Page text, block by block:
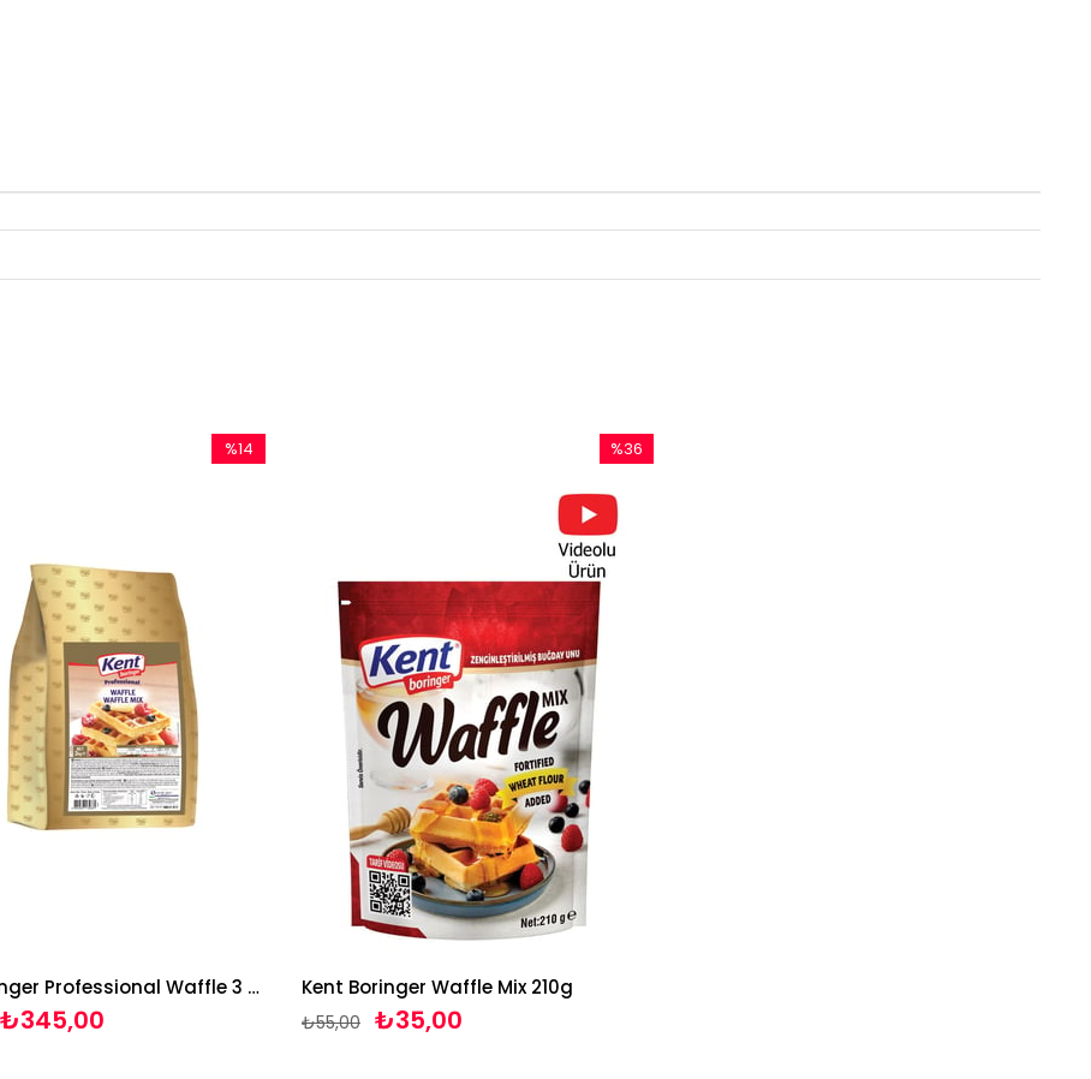
Kent Boringer Professional Waffle 3 Kg
₺345,00
%14
Kent Boringer Waffle Mix 210g
₺35,00
₺55,00
%36
%36İndirim